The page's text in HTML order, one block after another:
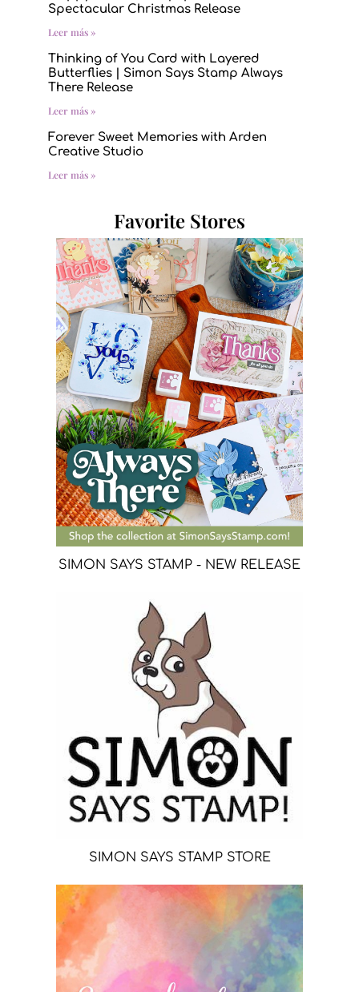
Spectacular Christmas Release
Leer más »
Thinking of You Card with Layered
Butterflies | Simon Says Stamp Always
There Release
Leer más »
Forever Sweet Memories with Arden
Creative Studio
Leer más »
Favorite Stores
SIMON SAYS STAMP - NEW RELEASE
SIMON SAYS STAMP STORE